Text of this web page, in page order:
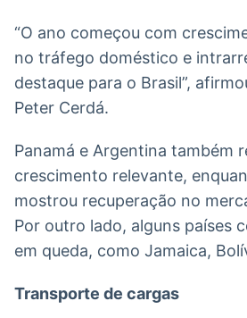
para
“O ano começou com
no tráfego doméstico e
destaque para o Brasil”,
Peter Cerdá.
Panamá e Argentina também
crescimento relevante,
mostrou recuperação no
Por outro lado, alguns países
em queda, como Jamaica,
Transporte de cargas